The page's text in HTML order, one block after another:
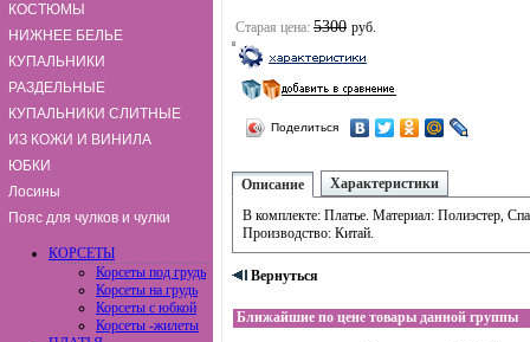
КОСТЮМЫ
НИЖНЕЕ БЕЛЬЕ
КУПАЛЬНИКИ
РАЗДЕЛЬНЫЕ
КУПАЛЬНИКИ СЛИТНЫЕ
ИЗ КОЖИ И ВИНИЛА
ЮБКИ
Лосины
Пояс для чулков и чулки
КОРСЕТЫ
Корсеты под грудь
Корсеты на грудь
Корсеты с юбкой
Корсеты -жилеты
Старая цена: 5300 руб.
Поделиться
Описание
Характеристики
В комплекте: Платье. Материал: Полиэстер,
Производство: Китай.
Вернуться
Ближайшие по цене товары данной группы